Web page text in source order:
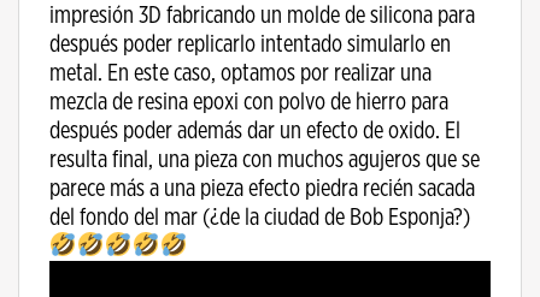
impresión 3D fabricando un molde de silicona para
después poder replicarlo intentado simularlo en
metal. En este caso, optamos por realizar una
mezcla de resina epoxi con polvo de hierro para
después poder además dar un efecto de oxido. El
resulta final, una pieza con muchos agujeros que se
parece más a una pieza efecto piedra recién sacada
del fondo del mar (¿de la ciudad de Bob Esponja?)